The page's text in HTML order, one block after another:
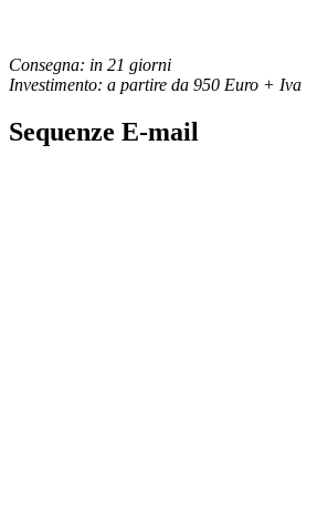
Consegna: in 21 giorni
Investimento: a partire da 950 Euro + Iva
Sequenze E-mail